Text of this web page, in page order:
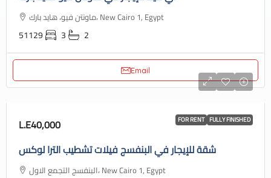
ماونتن فيو، هايد بارك، New Cairo 1, Egypt
51129 3 2
Email
FOR RENT FULLY FINISHED
L.E40,000
شقة للإيجار في البنفسج فيلات تشطيب الترا لوكس
البنفسج التجمع الاول، New Cairo 1, Egypt